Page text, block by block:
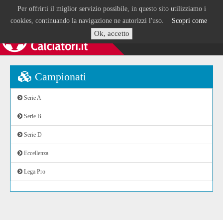
Per offrirti il miglior servizio possibile, in questo sito utilizziamo i
cookies, continuando la navigazione ne autorizzi l'uso. Scopri come
Ok, accetto
Campionati
Serie A
Serie B
Serie D
Eccellenza
Lega Pro